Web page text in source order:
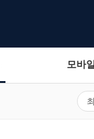
모바일